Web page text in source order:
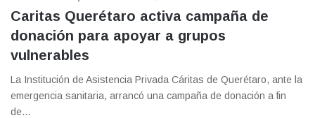
Caritas Querétaro activa campaña de
donación para apoyar a grupos
vulnerables
La Institución de Asistencia Privada Cáritas de Querétaro, ante la
emergencia sanitaria, arrancó una campaña de donación a fin
de…